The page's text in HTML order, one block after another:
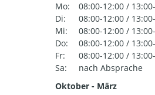
Mo:
08:00-12:00 /
Di:
08:00-12:00 /
Mi:
08:00-12:00 /
Do:
08:00-12:00 /
Fr:
08:00-12:00 /
Sa:
nach Absprache
Oktober - März